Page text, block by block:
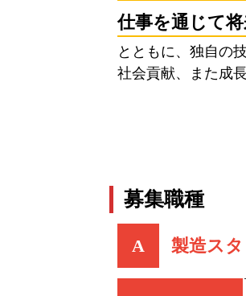
仕事を通じて
とともに、独自の
社会貢献、また成
募集職種
A 製造ス